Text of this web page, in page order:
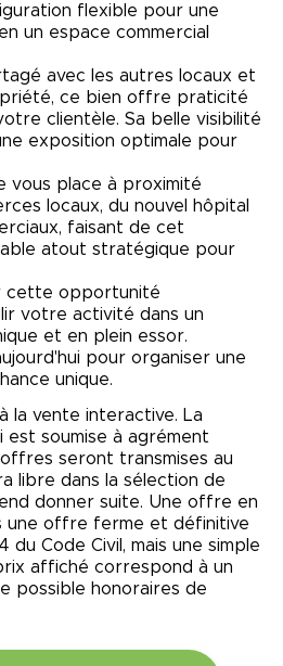
flexible pour une
un espace commercial
avec les autres locaux et
ce bien offre praticité
clientèle. Sa belle visibilité
exposition optimale pour
vous place à proximité
locaux, du nouvel hôpital
faisant de cet
atout stratégique pour
cette opportunité
votre activité dans un
et en plein essor.
pour organiser une
unique.
la vente interactive. La
soumise à agrément
seront transmises au
libre dans la sélection de
donner suite. Une offre en
une offre ferme et définitive
du Code Civil, mais une simple
affiché correspond à un
possible honoraires de